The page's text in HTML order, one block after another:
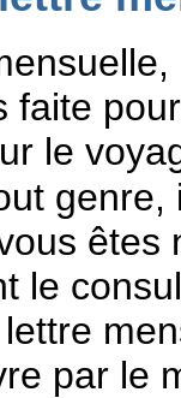
faite
le
êtes
le
par le